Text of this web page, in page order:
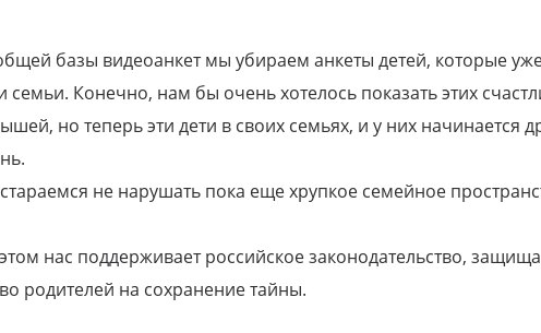
базы видеоанкет мы убираем анкеты детей, которые
семьи. Конечно, нам бы очень хотелось показать этих
но теперь эти дети в своих семьях, и у них начинается
не нарушать пока еще хрупкое семейное
нас поддерживает российское законодательство,
родителей на сохранение тайны.